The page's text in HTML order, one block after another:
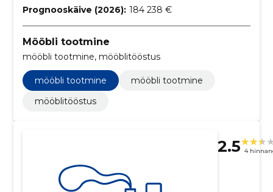
Prognooskäive (2026): 184 238 €
Mööbli tootmine
mööbli tootmine, mööblitööstus
mööbli tootmine
mööbli tootmine
mööblitööstus
2.5 4